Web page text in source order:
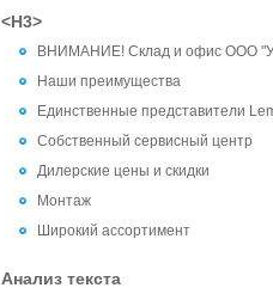
<H3>
ВНИМАНИЕ! Склад и офис ООО
Наши преимущества
Единственные представители
Собственный сервисный центр
Дилерские цены и скидки
Монтаж
Широкий ассортимент
Анализ текста